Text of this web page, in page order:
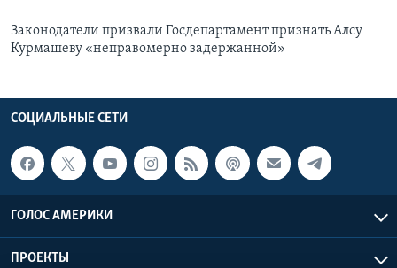
Законодатели призвали Госдепартамент признать Алсу
Курмашеву «неправомерно задержанной»
СОЦИАЛЬНЫЕ СЕТИ
ГОЛОС АМЕРИКИ
ПРОЕКТЫ